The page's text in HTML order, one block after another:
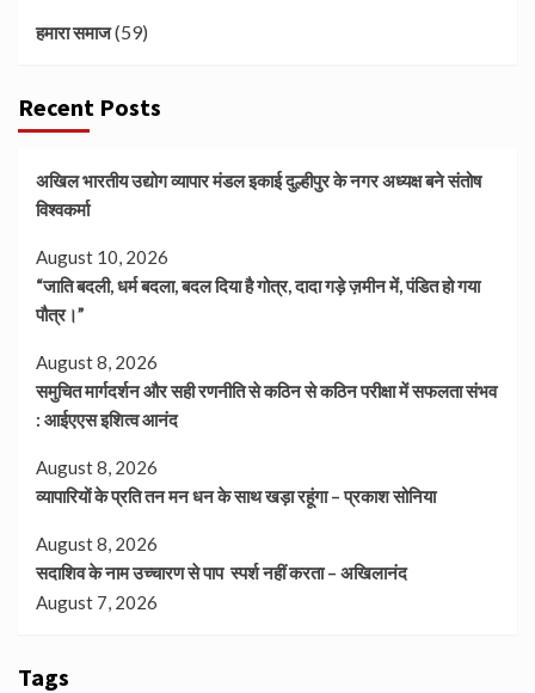
हमारा समाज(59)
Recent Posts
अखिल भारतीय उद्योग व्यापार मंडल इकाई दुल्हीपुर के नगर अध्यक्ष बने संतोष
विश्वकर्मा
August 10, 2026
“जाति बदली, धर्म बदला, बदल दिया है गोत्र, दादा गड़े ज़मीन में, पंडित हो गया
पौत्र।”
August 8, 2026
समुचित मार्गदर्शन और सही रणनीति से कठिन से कठिन परीक्षा में सफलता संभव
: आईएएस इशित्व आनंद
August 8, 2026
व्यापारियों के प्रति तन मन धन के साथ खड़ा रहूंगा – प्रकाश सोनिया
August 8, 2026
सदाशिव के नाम उच्चारण से पाप स्पर्श नहीं करता – अखिलानंद
August 7, 2026
Tags